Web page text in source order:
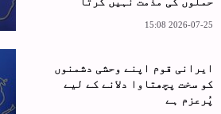
2026-07-25 15:08
ایرانی قوم اپنے وحشی دشمنوں
کو سخت پچھتاوا دلانے کے لیے
پُرعزم ہے